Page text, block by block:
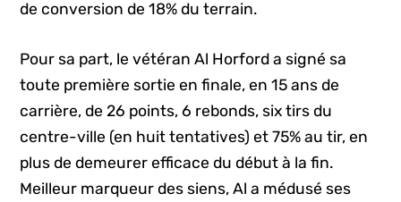
de conversion de 18% du terrain.
Pour sa part, le vétéran Al Horford a signé sa
toute première sortie en finale, en 15 ans de
carrière, de 26 points, 6 rebonds, six tirs du
centre-ville (en huit tentatives) et 75% au tir, en
plus de demeurer efficace du début à la fin.
Meilleur marqueur des siens, Al a médusé ses